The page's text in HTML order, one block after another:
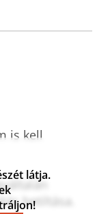
is kell
betiltása.
látja.